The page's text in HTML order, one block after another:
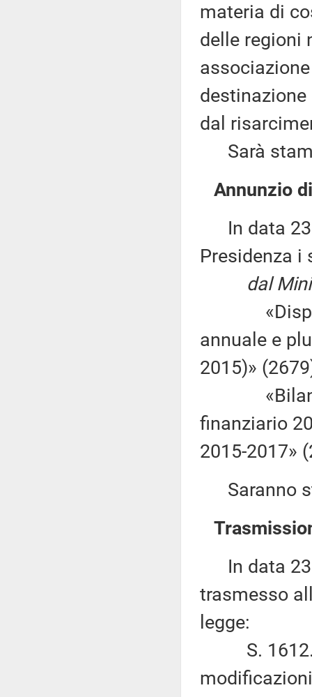
materia di
delle regioni
dal
Sarà
Annunzio
In data 23
Presidenza i
dal
annuale e
2015)»
«Bilancio
finanziario
2015-2017»
Saranno
In data 23
trasmesso
legge:
S. 1612. –